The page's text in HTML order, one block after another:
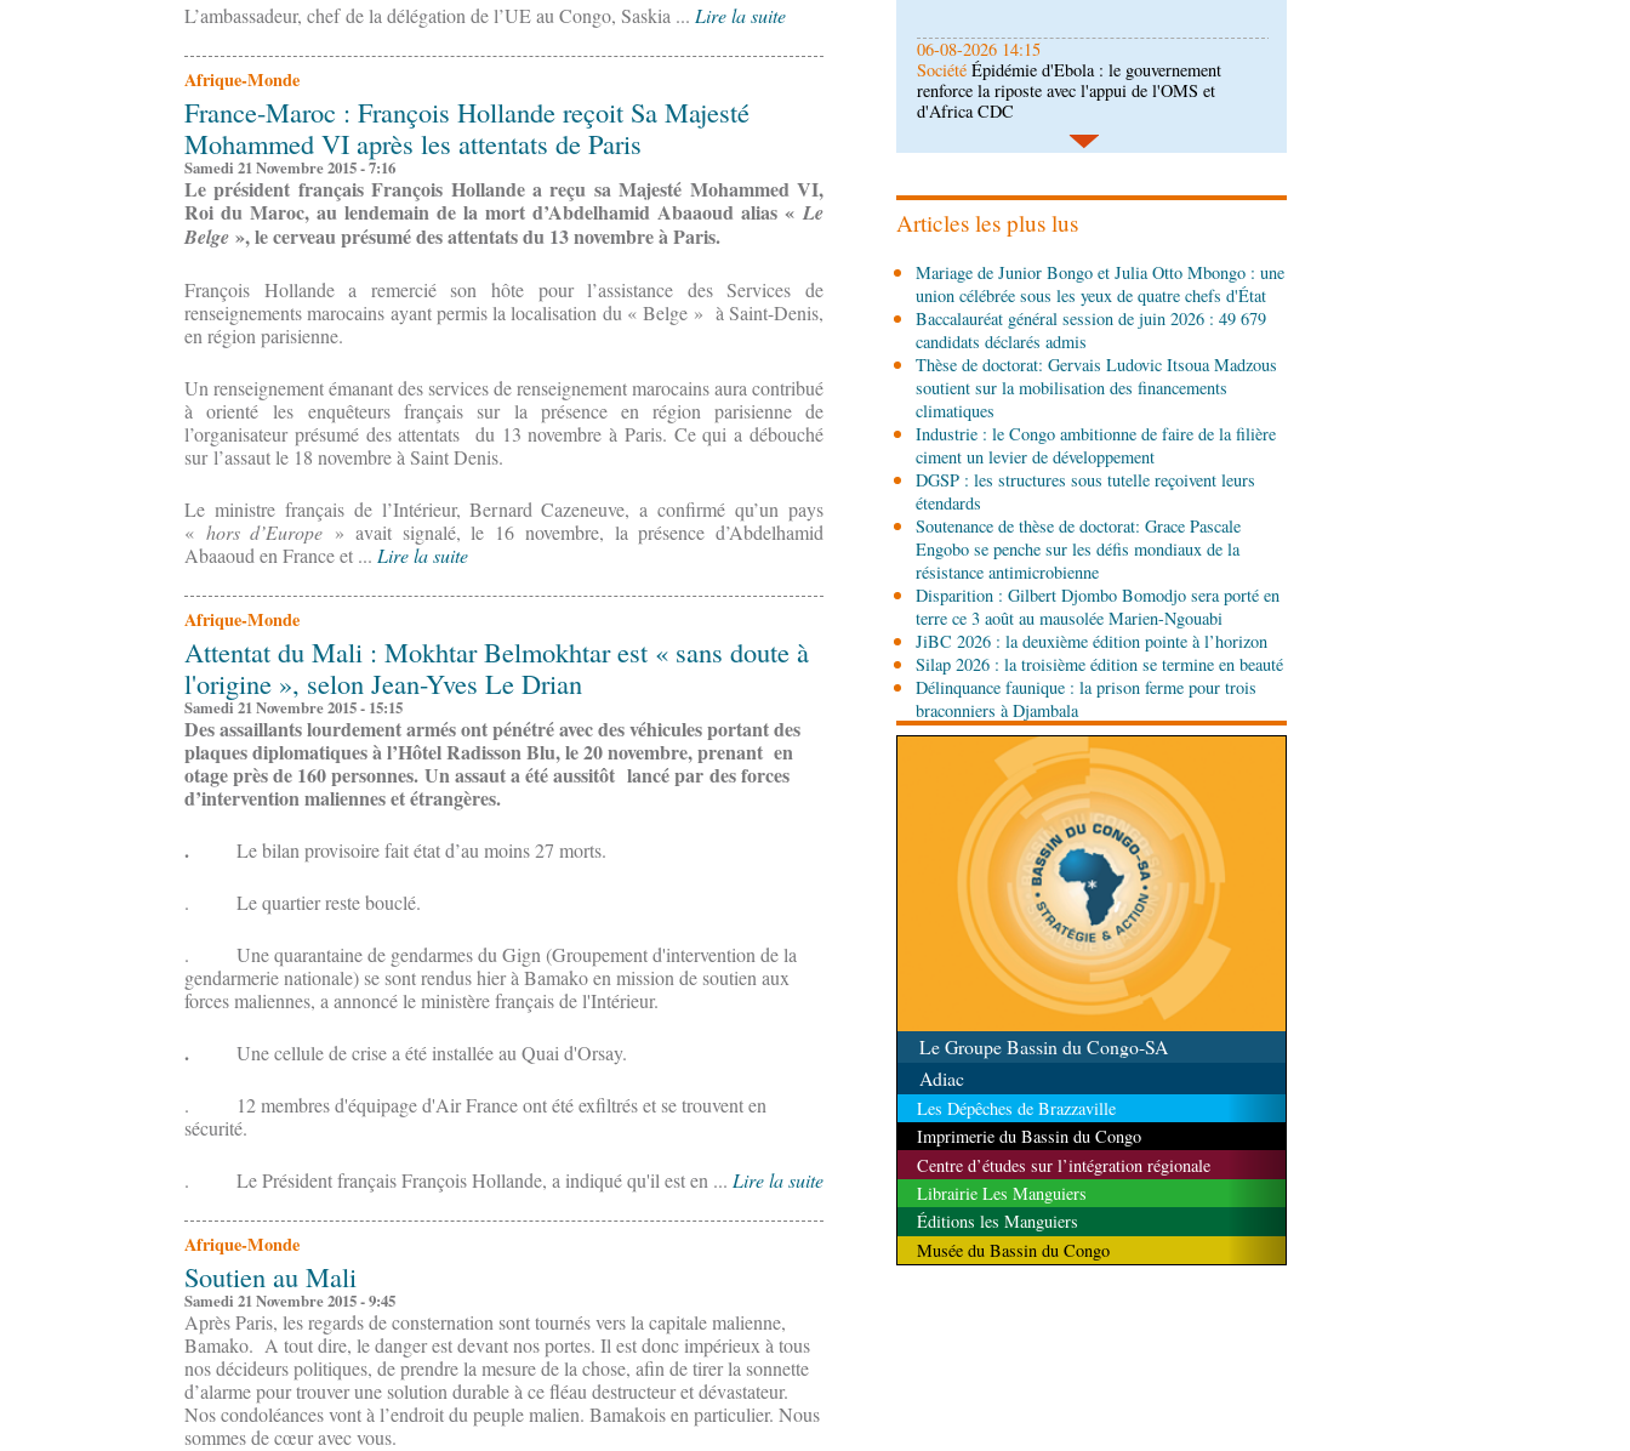
L’ambassadeur, chef de la délégation de l’UE au Congo, Saskia ... Lire la suite
Afrique-Monde
France-Maroc : François Hollande reçoit Sa Majesté
Mohammed VI après les attentats de Paris
Samedi 21 Novembre 2015 - 7:16
Le président français François Hollande a reçu sa Majesté Mohammed VI,
Roi du Maroc, au lendemain de la mort d’Abdelhamid Abaaoud alias « Le
Belge », le cerveau présumé des attentats du 13 novembre à Paris.
François Hollande a remercié son hôte pour l’assistance des Services de
renseignements marocains ayant permis la localisation du « Belge » à Saint-Denis,
en région parisienne.
Un renseignement émanant des services de renseignement marocains aura contribué
à orienté les enquêteurs français sur la présence en région parisienne de
l’organisateur présumé des attentats du 13 novembre à Paris. Ce qui a débouché
sur l’assaut le 18 novembre à Saint Denis.
Le ministre français de l’Intérieur, Bernard Cazeneuve, a confirmé qu’un pays
« hors d’Europe » avait signalé, le 16 novembre, la présence d’Abdelhamid
Abaaoud en France et ... Lire la suite
Afrique-Monde
Attentat du Mali : Mokhtar Belmokhtar est « sans doute à
l'origine », selon Jean-Yves Le Drian
Samedi 21 Novembre 2015 - 15:15
Des assaillants lourdement armés ont pénétré avec des véhicules portant des
plaques diplomatiques à l’Hôtel Radisson Blu, le 20 novembre, prenant en
otage près de 160 personnes. Un assaut a été aussitôt lancé par des forces
d’intervention maliennes et étrangères.
. Le bilan provisoire fait état d’au moins 27 morts.
. Le quartier reste bouclé.
. Une quarantaine de gendarmes du Gign (Groupement d'intervention de la
gendarmerie nationale) se sont rendus hier à Bamako en mission de soutien aux
forces maliennes, a annoncé le ministère français de l'Intérieur.
. Une cellule de crise a été installée au Quai d'Orsay.
. 12 membres d'équipage d'Air France ont été exfiltrés et se trouvent en
sécurité.
. Le Président français François Hollande, a indiqué qu'il est en ... Lire la suite
Afrique-Monde
Soutien au Mali
Samedi 21 Novembre 2015 - 9:45
Après Paris, les regards de consternation sont tournés vers la capitale malienne,
Bamako. A tout dire, le danger est devant nos portes. Il est donc impérieux à tous
nos décideurs politiques, de prendre la mesure de la chose, afin de tirer la sonnette
d’alarme pour trouver une solution durable à ce fléau destructeur et dévastateur.
Nos condoléances vont à l’endroit du peuple malien. Bamakois en particulier. Nous
sommes de cœur avec vous.
06-08-2026 12:38
SportCommuniqué : Samira Leonie, nouvelle
ambassadrice de la marque 1xBet Congo-
Brazzaville
06-08-2026 09:30
Ecofin s’imprègne des réalités du CHU-B
PolitiqueVie des institutions : Pierre Ngolo et
Pierre Oba jettent les bases d’une collaboration
fructueuse
06-08-2026 08:30
Afrique-MondeCentrafrique : les sanctions de
l'ONU cachent la guerre silencieuse pour le
contrôle des ressources
05-08-2026 22:10
ÉconomieEconomie : un accord signé à Pointe-
Noire pour la valorisation des produits forestiers
non ligneux
05-08-2026 17:32
SportHandball: le tournoi de gala se poursuit
05-08-2026 13:10
Art-Culture-Média72e anniversaire de la
naissance du commandant Hugo Chávez :
l’ambassade du Venezuela au Congo célèbre
l'événement
Articles les plus lus
Mariage de Junior Bongo et Julia Otto Mbongo : une
union célébrée sous les yeux de quatre chefs d'État
Baccalauréat général session de juin 2026 : 49 679
candidats déclarés admis
Thèse de doctorat: Gervais Ludovic Itsoua Madzous
soutient sur la mobilisation des financements
climatiques
Industrie : le Congo ambitionne de faire de la filière
ciment un levier de développement
DGSP : les structures sous tutelle reçoivent leurs
étendards
Soutenance de thèse de doctorat: Grace Pascale
Engobo se penche sur les défis mondiaux de la
résistance antimicrobienne
Disparition : Gilbert Djombo Bomodjo sera porté en
terre ce 3 août au mausolée Marien-Ngouabi
JiBC 2026 : la deuxième édition pointe à l’horizon
Silap 2026 : la troisième édition se termine en beauté
Délinquance faunique : la prison ferme pour trois
braconniers à Djambala
Le Groupe Bassin du Congo-SA
Adiac
Les Dépêches de Brazzaville
Imprimerie du Bassin du Congo
Centre d’études sur l’intégration régionale
Librairie Les Manguiers
Éditions les Manguiers
Musée du Bassin du Congo